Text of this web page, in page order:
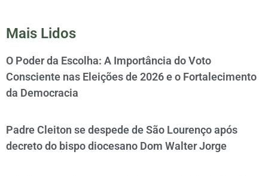
Mais Lidos
O Poder da Escolha: A Importância do Voto
Consciente nas Eleições de 2026 e o Fortalecimento
da Democracia
Padre Cleiton se despede de São Lourenço após
decreto do bispo diocesano Dom Walter Jorge